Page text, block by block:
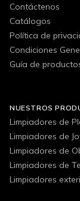
Contáctenos
Catálogos
Política de
Condiciones
Guía de
NUESTROS
Limpiadores de
Limpiadores de
Limpiadores de
Limpiadores de
Limpiadores